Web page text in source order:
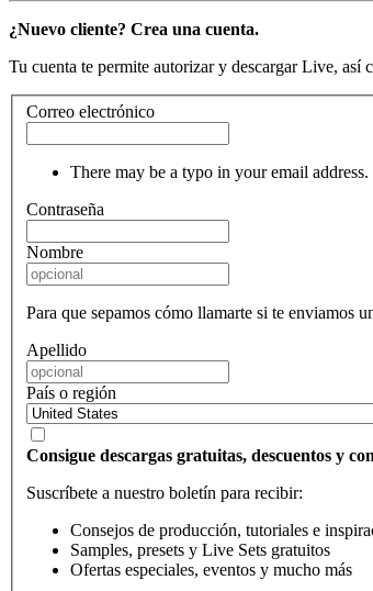
¿Nuevo cliente? Crea una cuenta.
Tu cuenta te permite autorizar y descargar Live,
Correo electrónico
There may be a typo in your email address.
Contraseña
Nombre
Para que sepamos cómo llamarte si te enviamos
Apellido
País o región
Consigue descargas gratuitas, descuentos y
Suscríbete a nuestro boletín para recibir:
Consejos de producción, tutoriales e
Samples, presets y Live Sets gratuitos
Ofertas especiales, eventos y mucho más